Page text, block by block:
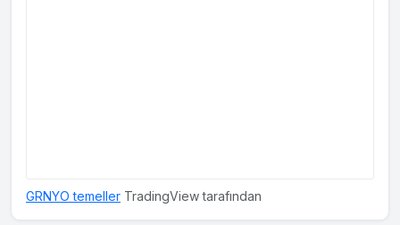
GRNYO temeller TradingView tarafından